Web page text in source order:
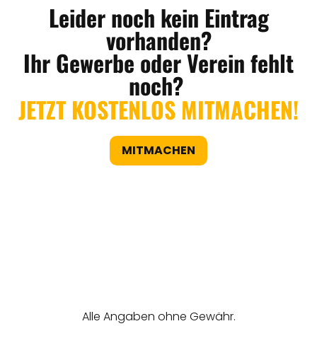
Leider noch kein Eintrag
vorhanden?
Ihr Gewerbe oder Verein fehlt
noch?
JETZT KOSTENLOS MITMACHEN!
MITMACHEN